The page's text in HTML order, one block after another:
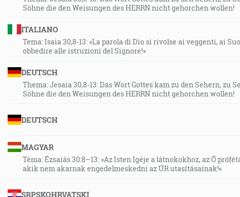
Söhne die den Weisungen des HERRN nicht gehorchen wollen!
ITALIANO
Tema: Isaia 30,8-13: «La parola di Dio si rivolse ai veggenti, ai
obbedire alle istruzioni del Signore!»
DEUTSCH
Thema: Jesaia 30,8-13: Das Wort Gottes kam zu den Sehern,
Söhne die den Weisungen des HERRN nicht gehorchen wollen!
DEUTSCH
MAGYAR
Téma: Ézsaiás 30:8–13: »Az Isten Igéje a látnokokhoz, az Ő
akik nem akarnak engedelmeskedni az ÚR utasításainak!«
SRPSKOHRVATSKI